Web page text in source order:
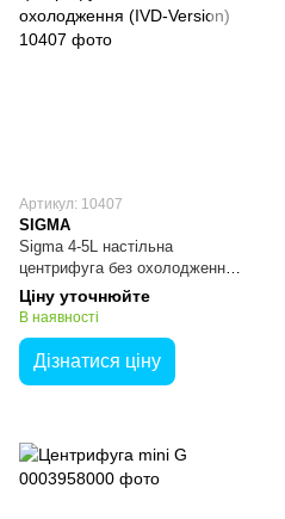
Артикул: 10407
SIGMA
Sigma 4-5L настільна
центрифуга без охолодження
(IVD-Version)
Ціну уточнюйте
В наявності
Дізнатися ціну